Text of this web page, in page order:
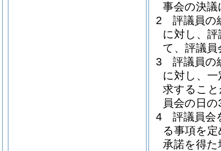
事会の決
2
評議員の
に対し、
て、評議
3
評議員の
に対し、
求するこ
員会の日
4
評議員会
る事項を
承諾を得